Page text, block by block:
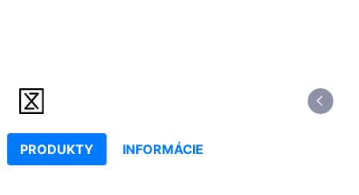
PRODUKTY INFORMÁCIE